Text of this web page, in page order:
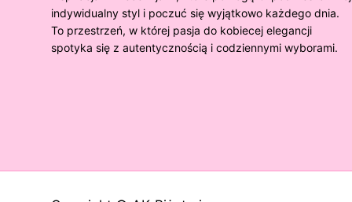
indywidualny styl i poczuć się wyjątkowo każdego dnia.
To przestrzeń, w której pasja do kobiecej elegancji
spotyka się z autentycznością i codziennymi wyborami.